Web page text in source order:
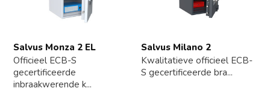
Salvus Monza 2 EL
Officieel ECB-S
gecertificeerde
inbraakwerende k...
Salvus Milano 2
Kwalitatieve officieel ECB-
S gecertificeerde bra...